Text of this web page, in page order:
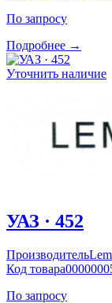
По запросу
Подробнее →
Уточнить наличие
УАЗ · 452
Производитель
Код товара
По запросу